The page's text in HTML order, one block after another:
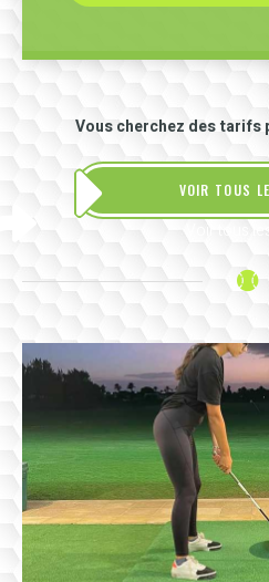
Vous cherchez des tarifs
VOIR TOUS